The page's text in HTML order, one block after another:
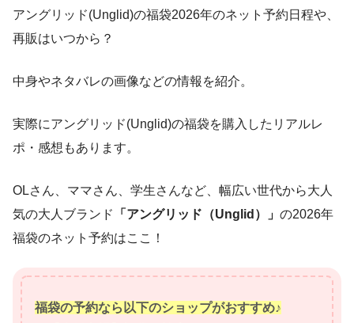
アングリッド(Unglid)の福袋2026年のネット予約日程や、
再販はいつから？
中身やネタバレの画像などの情報を紹介。
実際にアングリッド(Unglid)の福袋を購入したリアルレ
ポ・感想もあります。
OLさん、ママさん、学生さんなど、幅広い世代から大人
気の大人ブランド
「アングリッド（Unglid）」 の2026年
福袋のネット予約はここ！
福袋の予約なら以下のショップがおすすめ♪